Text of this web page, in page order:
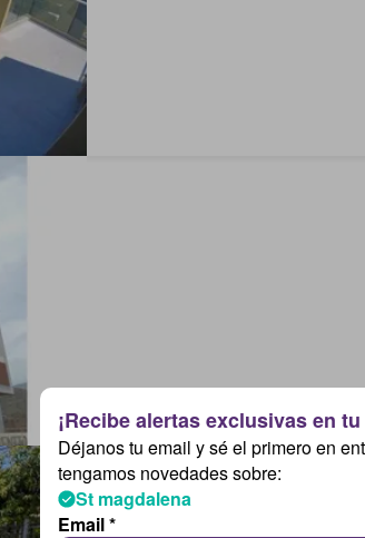
Déjanos tu email y sé el primero en
tengamos novedades sobre:
St magdalena
Email *